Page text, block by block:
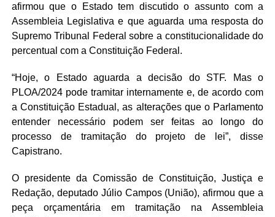
afirmou que o Estado tem discutido o assunto com a
Assembleia Legislativa e que aguarda uma resposta do
Supremo Tribunal Federal sobre a constitucionalidade do
percentual com a Constituição Federal.
“Hoje, o Estado aguarda a decisão do STF. Mas o
PLOA/2024 pode tramitar internamente e, de acordo com
a Constituição Estadual, as alterações que o Parlamento
entender necessário podem ser feitas ao longo do
processo de tramitação do projeto de lei”, disse
Capistrano.
O presidente da Comissão de Constituição, Justiça e
Redação, deputado Júlio Campos (União), afirmou que a
peça orçamentária em tramitação na Assembleia